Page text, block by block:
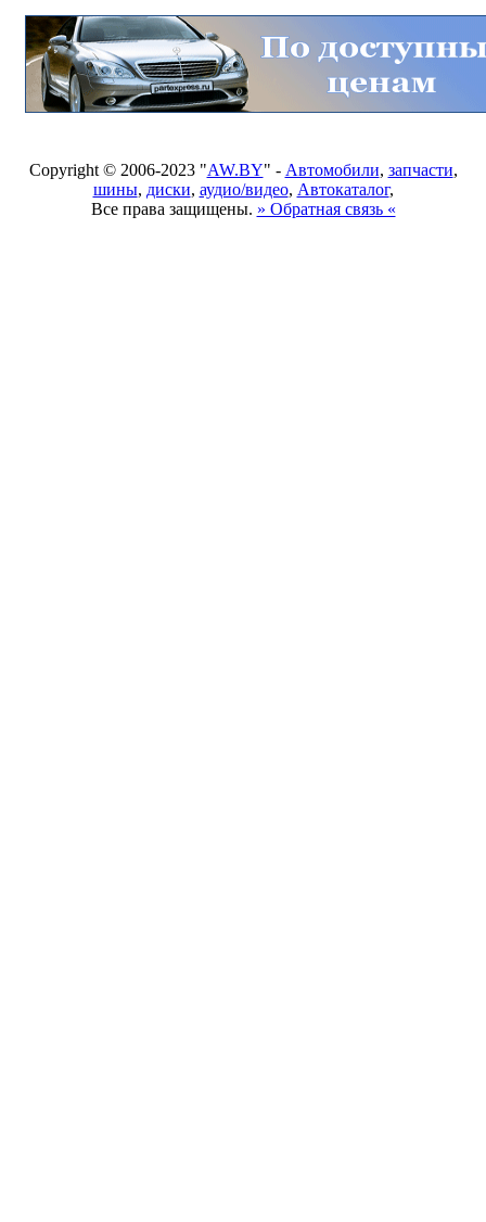
Copyright © 2006-2023 "AW.BY" - Автомобили, запчасти,
шины, диски, аудио/видео, Автокаталог,
Все права защищены. » Обратная связь «